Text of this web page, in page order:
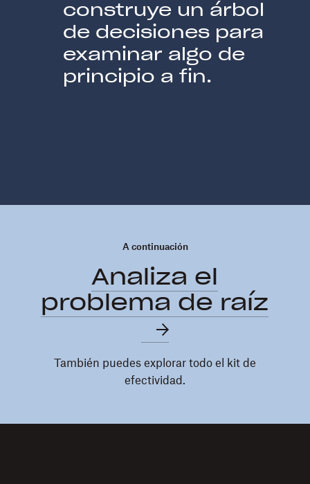
construye un árbol
de decisiones para
examinar algo de
principio a fin.
A continuación
Analiza el
problema de raíz
También puedes explorar todo el kit de
efectividad.